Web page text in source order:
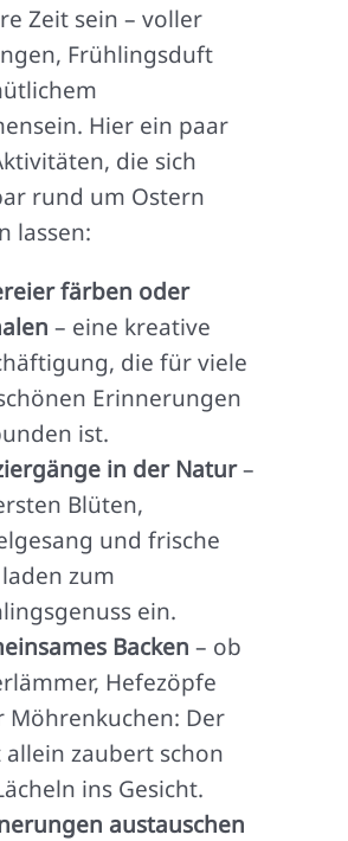
Zeit sein – voller
Frühlingsduft
Hier ein paar
die sich
rund um Ostern
lassen:
färben oder
– eine kreative
die für viele
Erinnerungen
ist.
in der Natur–
Blüten,
und frische
zum
ein.
Backen – ob
Hefezöpfe
Möhrenkuchen: Der
allein zaubert schon
ins Gesicht.
austauschen